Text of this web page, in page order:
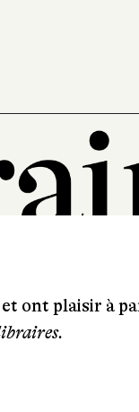
ont plaisir à